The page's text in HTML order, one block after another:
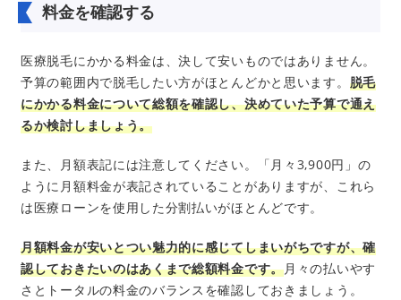
料金を確認する
医療脱毛にかかる料金は、決して安いものではありません。
予算の範囲内で脱毛したい方がほとんどかと思います。 脱毛
にかかる料金について総額を確認し、決めていた予算で通え
るか検討しましょう。
また、月額表記には注意してください。「月々3,900円」の
ように月額料金が表記されていることがありますが、これら
は医療ローンを使用した分割払いがほとんどです。
月額料金が安いとつい魅力的に感じてしまいがちですが、確
認しておきたいのはあくまで総額料金です。月々の払いやす
さとトータルの料金のバランスを確認しておきましょう。